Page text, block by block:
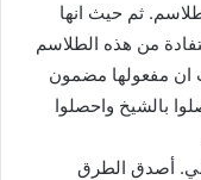
ثم حيث انها
من هذه الطلاسم
ان مفعولها مضمون
بالشيخ واحصلوا
أصدق الطرق